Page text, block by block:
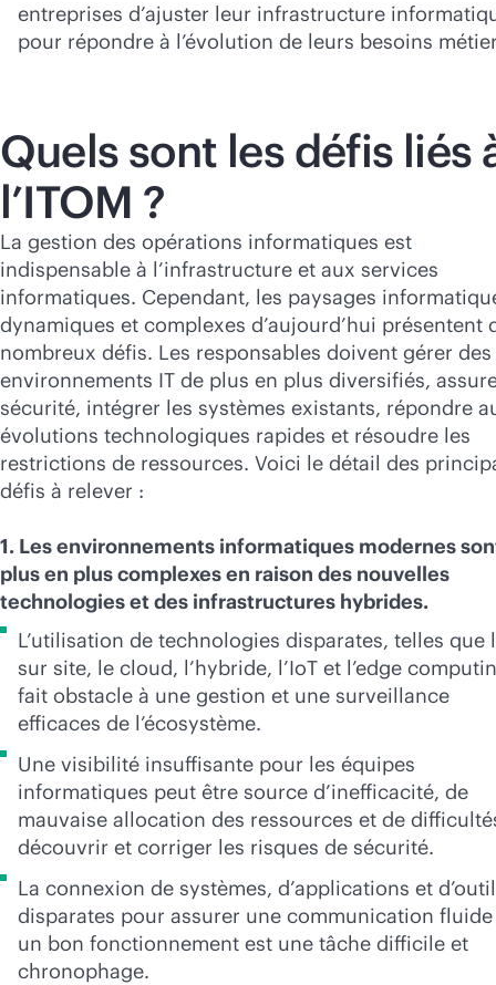
entreprises d’ajuster leur infrastructure
pour répondre à l’évolution de leurs besoins
Quels sont les défis liés
l’ITOM ?
La gestion des opérations informatiques est
indispensable à l’infrastructure et aux services
informatiques. Cependant, les paysages
dynamiques et complexes d’aujourd’hui présentent
nombreux défis. Les responsables doivent gérer des
environnements IT de plus en plus diversifiés,
sécurité, intégrer les systèmes existants, répondre
évolutions technologiques rapides et résoudre les
restrictions de ressources. Voici le détail des
défis à relever :
1. Les environnements informatiques modernes
plus en plus complexes en raison des nouvelles
technologies et des infrastructures hybrides.
L’utilisation de technologies disparates, telles que
sur site, le cloud, l’hybride, l’IoT et l’edge
fait obstacle à une gestion et une surveillance
efficaces de l’écosystème.
Une visibilité insuffisante pour les équipes
informatiques peut être source d’inefficacité, de
mauvaise allocation des ressources et de
découvrir et corriger les risques de sécurité.
La connexion de systèmes, d’applications et
disparates pour assurer une communication
un bon fonctionnement est une tâche difficile et
chronophage.